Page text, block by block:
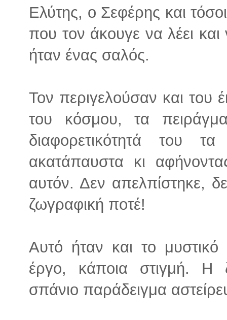
Ελύτης, ο Σεφέρης και
που τον άκουγε να λέει
ήταν ένας σαλός.
Τον περιγελούσαν και του
του κόσμου, τα
διαφορετικότητά του τα
ακατάπαυστα κι
αυτόν. Δεν απελπίστηκε,
ζωγραφική ποτέ!
Αυτό ήταν και το
έργο, κάποια στιγμή. Η
σπάνιο παράδειγμα